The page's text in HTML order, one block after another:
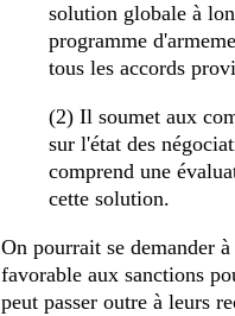
solution globale à
programme
tous les accords
(2) Il soumet aux
sur l'état des
comprend une
cette solution.
On pourrait se demander
favorable aux sanctions
peut passer outre à leurs